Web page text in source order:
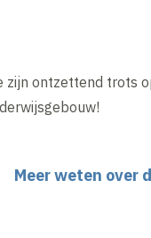
zijn ontzettend trots
Meer weten over